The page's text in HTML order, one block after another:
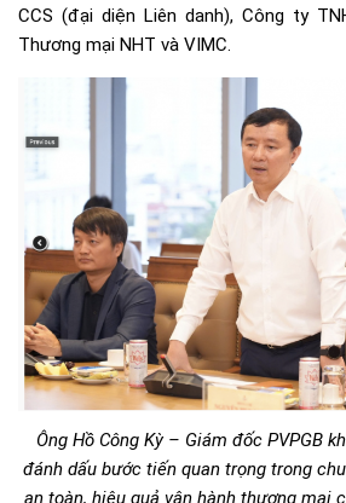
CCS (đại diện Liên danh), Công ty
Thương mại NHT và VIMC.
Ông Hồ Công Kỳ – Giám đốc PVPGB
đánh dấu bước tiến quan trọng trong